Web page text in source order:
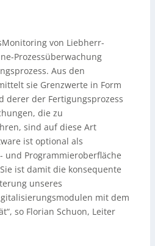
von Liebherr-
Prozessüberwachung
Aus den
sie Grenzwerte in Form
derer der Fertigungsprozess
die zu
sind auf diese Art
ist optional als
und Programmieroberfläche
ist damit die konsequente
unseres
mit dem
so Florian Schuon, Leiter